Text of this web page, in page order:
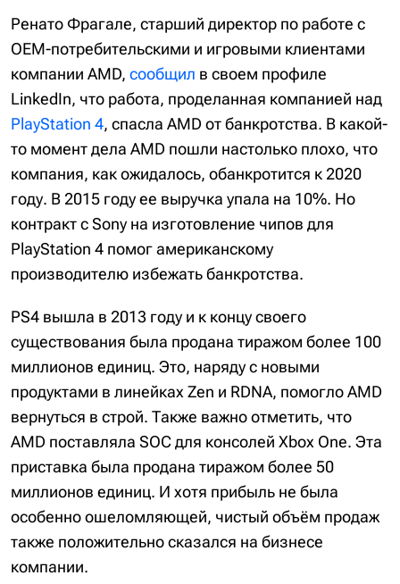
Ренато Фрагале, старший директор по работе с
OEM-потребительскими и игровыми клиентами
компании AMD, сообщил в своем профиле
LinkedIn, что работа, проделанная компанией над
PlayStation 4, спасла AMD от банкротства. В какой-
то момент дела AMD пошли настолько плохо, что
компания, как ожидалось, обанкротится к 2020
году. В 2015 году ее выручка упала на 10%. Но
контракт с Sony на изготовление чипов для
PlayStation 4 помог американскому
производителю избежать банкротства.
PS4 вышла в 2013 году и к концу своего
существования была продана тиражом более 100
миллионов единиц. Это, наряду с новыми
продуктами в линейках Zen и RDNA, помогло AMD
вернуться в строй. Также важно отметить, что
AMD поставляла SOC для консолей Xbox One. Эта
приставка была продана тиражом более 50
миллионов единиц. И хотя прибыль не была
особенно ошеломляющей, чистый объём продаж
также положительно сказался на бизнесе
компании.